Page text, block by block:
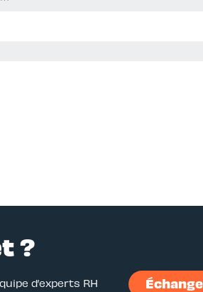
?
d’experts RH